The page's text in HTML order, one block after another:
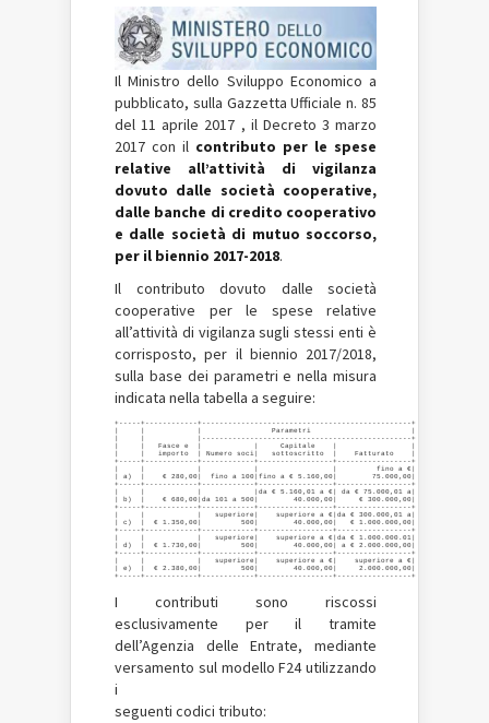
Il Ministro dello Sviluppo Economico a
pubblicato, sulla Gazzetta Ufficiale n. 85
del 11 aprile 2017 , il Decreto 3 marzo
2017 con il contributo per le spese
relative all’attività di vigilanza
dovuto dalle società cooperative,
dalle banche di credito cooperativo
e dalle società di mutuo soccorso,
per il biennio 2017-2018.
Il contributo dovuto dalle società
cooperative per le spese relative
all’attività di vigilanza sugli stessi enti è
corrisposto, per il biennio 2017/2018,
sulla base dei parametri e nella misura
indicata nella tabella a seguire:
+-----+------------+------------------------------------------------+
|     |            |                Parametri                       |
|     |            |------------------------------------------------+
|     |   Fasce e  |            |     Capitale    |                 |
|     |   importo  | Numero soci|   sottoscritto  |    Fatturato    |
+-----+------------+------------+-----------------+-----------------+
|     |            |            |                 |         fino a €|
| a)  |    € 280,00|  fino a 100|fino a € 5.160,00|        75.000,00|
+-----+------------+------------+-----------------+-----------------+
|     |            |            |da € 5.160,01 a €| da € 75.000,01 a|
| b)  |    € 680,00|da 101 a 500|        40.000,00|     € 300.000,00|
+-----+------------+------------+-----------------+-----------------+
|     |            |   superiore|    superiore a €|da € 300.000,01 a|
| c)  |  € 1.350,00|         500|        40.000,00|   € 1.000.000,00|
+-----+------------+------------+-----------------+-----------------+
|     |            |   superiore|    superiore a €|da € 1.000.000.01|
| d)  |  € 1.730,00|         500|        40.000,00| a € 2.000.000,00|
+-----+------------+------------+-----------------+-----------------+
|     |            |   superiore|    superiore a €|    superiore a €|
| e)  |  € 2.380,00|         500|        40.000,00|     2.000.000,00|
+-----+------------+------------+-----------------+-----------------+
I contributi sono riscossi
esclusivamente per il tramite
dell’Agenzia delle Entrate, mediante
versamento sul modello F24 utilizzando
i
seguenti codici tributo: